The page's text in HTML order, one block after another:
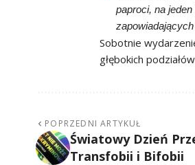
paproci, na
Sobotnie
głębokich
POPRZEDNI ARTYKUŁ
Światowy Dzień
Transfobii i Bifobii